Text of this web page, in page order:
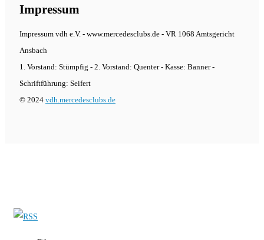
Impressum
Impressum vdh e.V. - www.mercedesclubs.de - VR 1068 Amtsgericht
Ansbach
1. Vorstand: Stümpfig - 2. Vorstand: Quenter - Kasse: Banner -
Schriftführung: Seifert
© 2024 vdh.mercedesclubs.de